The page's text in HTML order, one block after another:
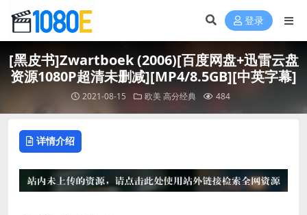
登录
[黑皮书]Zwartboek (2006)[百度网盘+迅雷云盘
资源1080P超清未删减][MP4/8.5GB][中英字幕]
2021-08-15 欧美高分经典 484
详情介绍